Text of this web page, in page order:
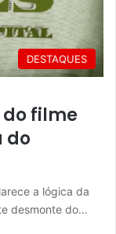
DESTAQUES
filme
do
a lógica da
desmonte do…